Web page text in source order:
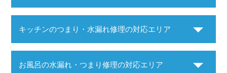
キッチンのつまり・水漏れ修理の対応エリア
お風呂の水漏れ・つまり修理の対応エリア